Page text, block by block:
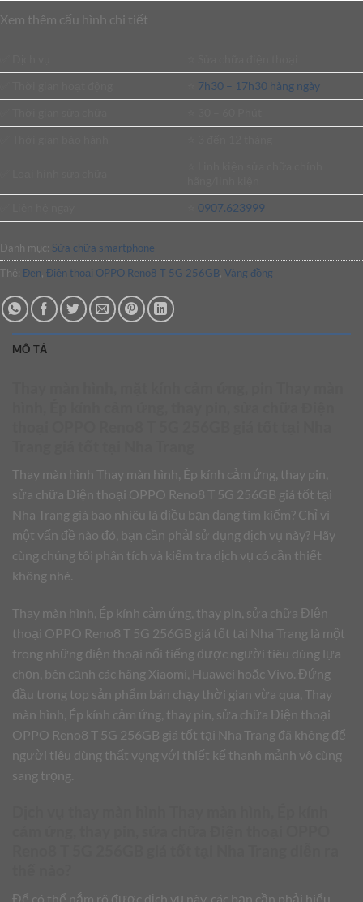
Xem thêm cấu hình chi tiết
7h30 – 17h30 hàng ngày
0907.623999
Danh mục: Sửa chữa smartphone
Thẻ: Đen Điện thoại OPPO Reno8 T 5G 256GB Vàng đồng
MÔ TẢ
Thay màn hình Thay màn hình, Ép kính cảm ứng, thay pin,
sửa chữa Điện thoại OPPO Reno8 T 5G 256GB giá tốt tại
Nha Trang giá bao nhiêu là điều bạn đang tìm kiếm? Chỉ vì
một vấn đề nào đó, bạn cần phải sử dụng dịch vụ này? Hãy
cùng chúng tôi phân tích và kiểm tra dịch vụ có cần thiết
không nhé.
Thay màn hình, Ép kính cảm ứng, thay pin, sửa chữa Điện
thoại OPPO Reno8 T 5G 256GB giá tốt tại Nha Trang là một
trong những điện thoại nổi tiếng được người tiêu dùng lựa
chọn, bên cạnh các hãng Xiaomi, Huawei hoặc Vivo. Đứng
đầu trong top sản phẩm bán chạy thời gian vừa qua, Thay
màn hình, Ép kính cảm ứng, thay pin, sửa chữa Điện thoại
OPPO Reno8 T 5G 256GB giá tốt tại Nha Trang đã không để
người tiêu dùng thất vọng với thiết kế thanh mảnh vô cùng
sang trọng.
Để có thể nắm rõ được dịch vụ này, các bạn cần phải hiểu